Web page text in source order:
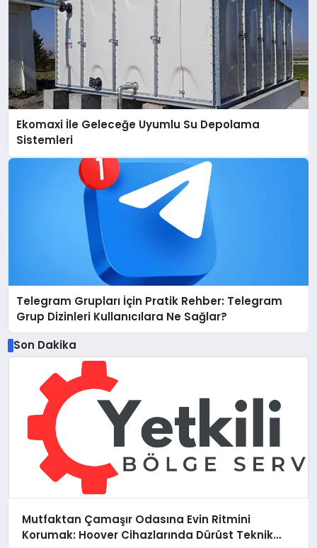
Ekomaxi İle Geleceğe Uyumlu Su Depolama
Sistemleri
Telegram Grupları İçin Pratik Rehber: Telegram
Grup Dizinleri Kullanıcılara Ne Sağlar?
Son Dakika
Mutfaktan Çamaşır Odasına Evin Ritmini
Korumak: Hoover Cihazlarında Dürüst Teknik